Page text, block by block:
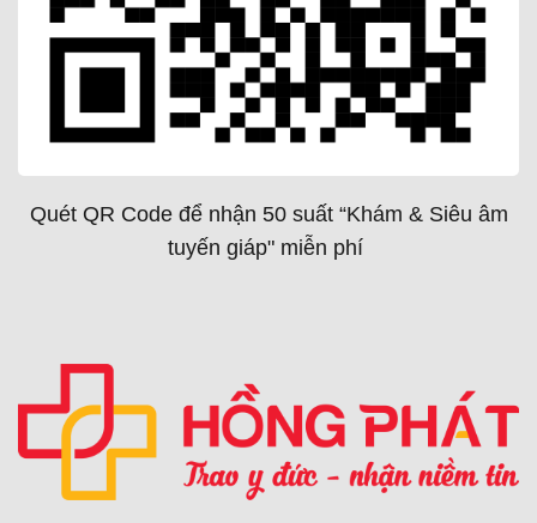
Quét QR Code để nhận 50 suất “Khám & Siêu âm
tuyến giáp" miễn phí